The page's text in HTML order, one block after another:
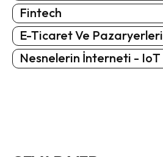
Fintech
E-Ticaret Ve Pazaryerleri
Nesnelerin İnterneti - IoT